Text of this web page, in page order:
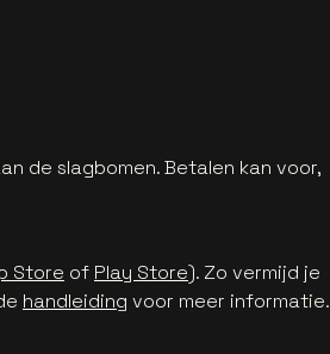
de slagbomen. Betalen kan voor,
Store of Play Store). Zo vermijd je
handleiding voor meer informatie.